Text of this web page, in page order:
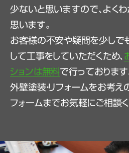
少ないと思いますので、よく
思います。
お客様の不安や疑問を少しで
して工事をしていただくため、
ションは無料で行っております
外壁塗装・リフォームをお考え
フォームまでお気軽にご相談く